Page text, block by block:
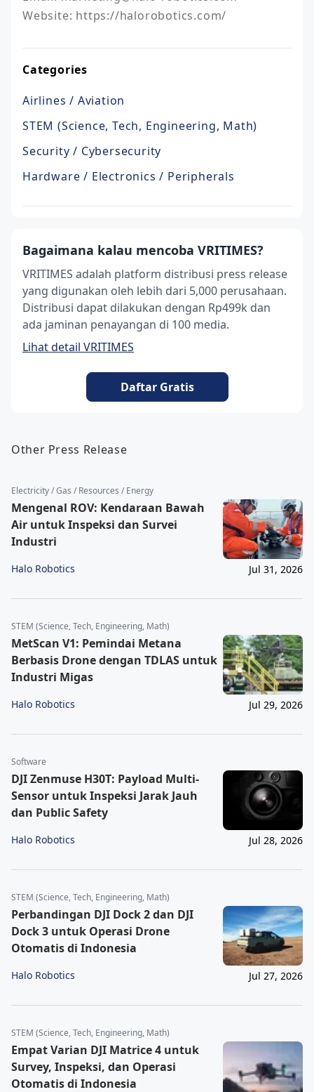
Website: https://halorobotics.com/
Categories
Airlines / Aviation
STEM (Science, Tech, Engineering, Math)
Security / Cybersecurity
Hardware / Electronics / Peripherals
Bagaimana kalau mencoba VRITIMES?
VRITIMES adalah platform distribusi press release
yang digunakan oleh lebih dari 5,000 perusahaan.
Distribusi dapat dilakukan dengan Rp499k dan
ada jaminan penayangan di 100 media.
Lihat detail VRITIMES
Daftar Gratis
Other Press Release
Electricity / Gas / Resources / Energy
Mengenal ROV: Kendaraan Bawah
Air untuk Inspeksi dan Survei
Industri
Halo Robotics Jul 31, 2026
STEM (Science, Tech, Engineering, Math)
MetScan V1: Pemindai Metana
Berbasis Drone dengan TDLAS untuk
Industri Migas
Halo Robotics Jul 29, 2026
Software
DJI Zenmuse H30T: Payload Multi-
Sensor untuk Inspeksi Jarak Jauh
dan Public Safety
Halo Robotics Jul 28, 2026
STEM (Science, Tech, Engineering, Math)
Perbandingan DJI Dock 2 dan DJI
Dock 3 untuk Operasi Drone
Otomatis di Indonesia
Halo Robotics Jul 27, 2026
STEM (Science, Tech, Engineering, Math)
Empat Varian DJI Matrice 4 untuk
Survey, Inspeksi, dan Operasi
Otomatis di Indonesia